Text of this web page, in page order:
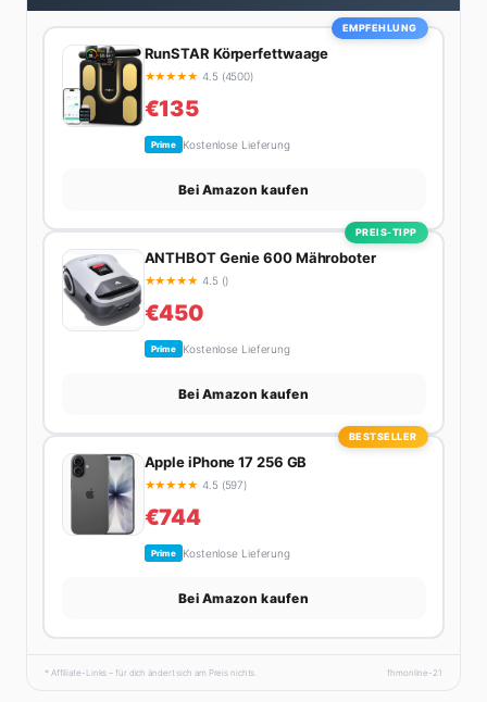
EMPFEHLUNG
RunSTAR Körperfettwaage
★★★★★ 4.5 (4500)
€135
Prime Kostenlose Lieferung
Bei Amazon kaufen
PREIS-TIPP
ANTHBOT Genie 600 Mähroboter
★★★★★ 4.5 ()
€450
Prime Kostenlose Lieferung
Bei Amazon kaufen
BESTSELLER
Apple iPhone 17 256 GB
★★★★★ 4.5 (597)
€744
Prime Kostenlose Lieferung
Bei Amazon kaufen
* Affiliate-Links – für dich ändert sich am Preis nichts. fhmonline-21